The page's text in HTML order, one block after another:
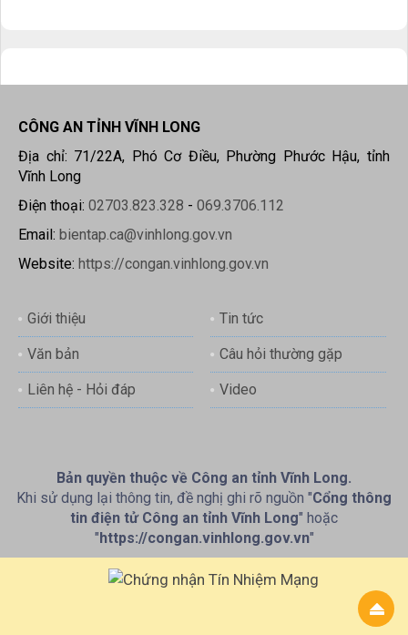
CÔNG AN TỈNH VĨNH LONG
Địa chỉ: 71/22A, Phó Cơ Điều, Phường Phước Hậu, tỉnh
Vĩnh Long
Điện thoại: 02703.823.328 - 069.3706.112
Email: bientap.ca@vinhlong.gov.vn
Website: https://congan.vinhlong.gov.vn
Giới thiệu Tin tức
Văn bản Câu hỏi thường gặp
Liên hệ - Hỏi đáp Video
Bản quyền thuộc về Công an tỉnh Vĩnh Long.
Khi sử dụng lại thông tin, đề nghị ghi rõ nguồn "Cổng thông
tin điện tử Công an tỉnh Vĩnh Long" hoặc
"https://congan.vinhlong.gov.vn"